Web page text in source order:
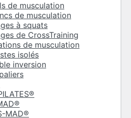
de musculation
de musculation
à squats
de CrossTraining
de musculation
isolés
inversion
MAD®